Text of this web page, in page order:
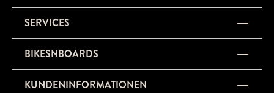
SERVICES
BIKESNBOARDS
KUNDENINFORMATIONEN